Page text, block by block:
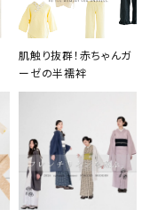
肌触り抜群！赤ちゃんガ
ーゼの半襦袢